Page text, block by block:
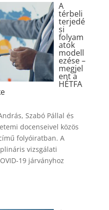
A
térbeli
terjedé
si
folyam
atok
modell
ezése –
megjel
ent a
HÉTFA
Szabó Pállal és
docenseivel közös
folyóiratban. A
vizsgálati
19 járványhoz